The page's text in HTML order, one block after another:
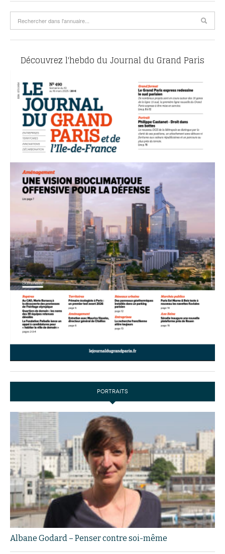
Découvrez l'hebdo du Journal du Grand Paris
PORTRAITS
Albane Godard – Penser contre soi-même